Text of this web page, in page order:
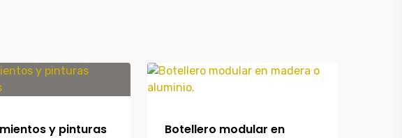
y pinturas
Botellero modular en